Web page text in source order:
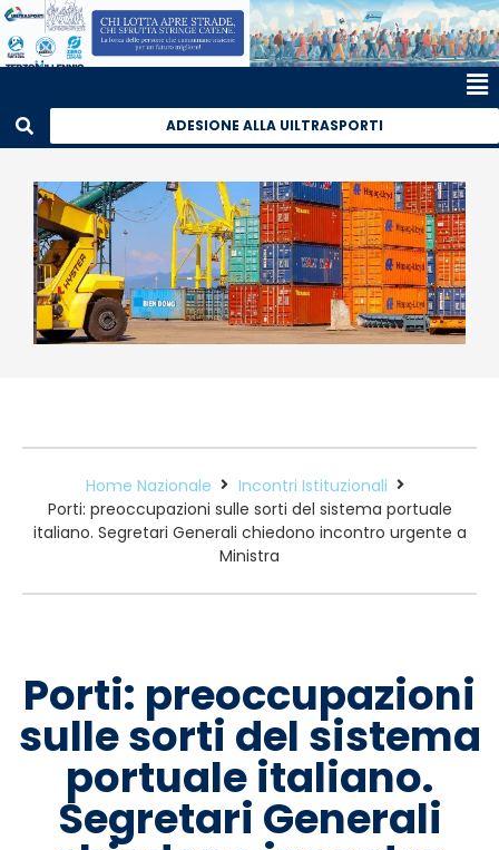
ADESIONE ALLA UILTRASPORTI
Home Nazionale
Incontri Istituzionali
Porti: preoccupazioni sulle sorti del sistema portuale
italiano. Segretari Generali chiedono incontro urgente a
Ministra
Porti: preoccupazioni
sulle sorti del sistema
portuale italiano.
Segretari Generali